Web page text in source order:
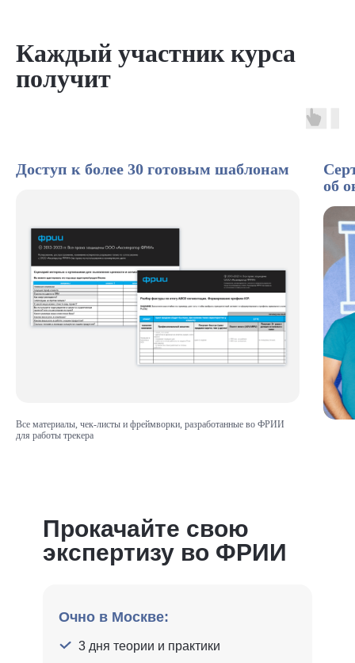
Каждый участник курса
получит
Доступ к более 30 готовым шаблонам
Все материалы, чек-листы и фреймворки, разработанные во ФРИИ
для работы трекера
об
Прокачайте свою
экспертизу во ФРИИ
3 дня теории и практики
Очно в Москве: